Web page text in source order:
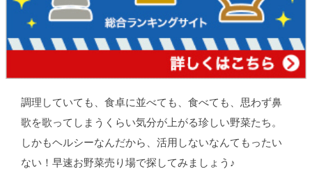
調理していても、食卓に並べても、食べても、思わず鼻
歌を歌ってしまうくらい気分が上がる珍しい野菜たち。
しかもヘルシーなんだから、活用しないなんてもったい
ない！早速お野菜売り場で探してみましょう♪